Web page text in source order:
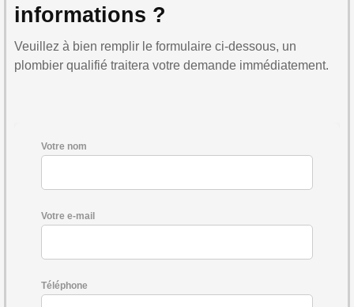
informations ?
Veuillez à bien remplir le formulaire ci-dessous, un
plombier qualifié traitera votre demande immédiatement.
Votre nom
Votre e-mail
Téléphone